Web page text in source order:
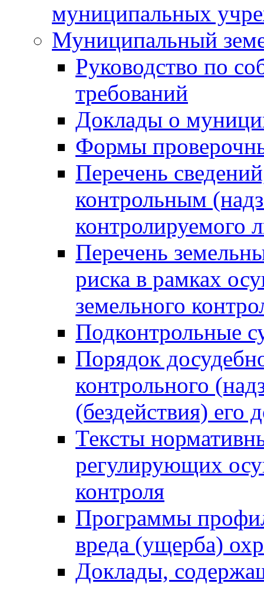
муниципальных
Муниципальный
Руководство по
требований
Доклады о
Формы
Перечень
контрольным
контролируемого
Перечень
риска в рамках
земельного
Подконтрольные
Порядок
контрольного
(бездействия)
Тексты
регулирующих
контроля
Программы
вреда (ущерба)
Доклады,